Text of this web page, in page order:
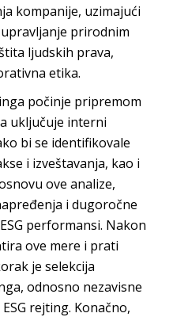
kompanije, uzimajući
prirodnim
ljudskih prava,
vna etika.
počinje pripremom
uključuje interni
bi se identifikovale
i izveštavanja, kao i
ove analize,
i dugoročne
performansi. Nakon
ove mere i prati
je selekcija
odnosno nezavisne
rejting. Konačno,